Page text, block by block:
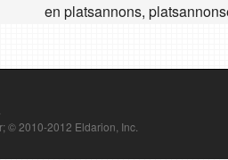
en platsannons,
© 2010-2012 Eldarion, Inc.